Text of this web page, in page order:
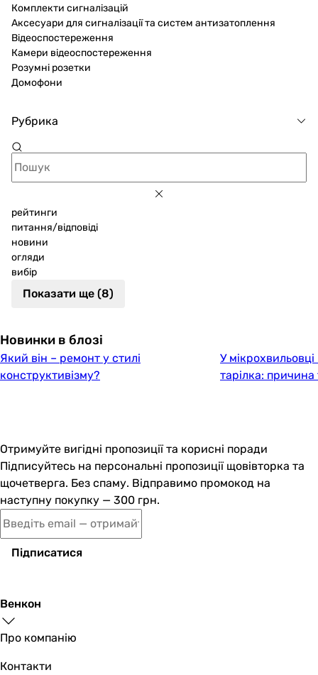
Комплекти сигналізацій
Аксесуари для сигналізації та систем антизатоплення
Відеоспостереження
Камери відеоспостереження
Розумні розетки
Домофони
Рубрика
рейтинги
питання/відповіді
новини
огляди
вибір
Показати ще (8)
Новинки в блозі
Який він – ремонт у стилі
конструктивізму?
У
тарілка:
Отримуйте вигідні пропозиції та корисні поради
Підписуйтесь на персональні пропозиції щовівторка та
щочетверга. Без спаму. Відправимо промокод на
наступну покупку — 300 грн.
Підписатися
Венкон
Про компанію
Контакти